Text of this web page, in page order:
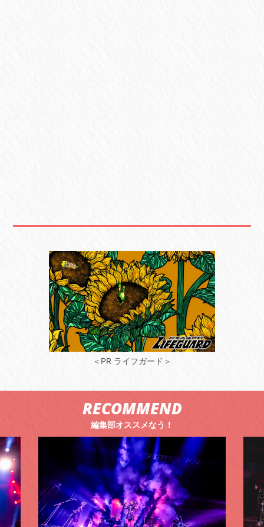
＜PR ライフガード＞
RECOMMEND
編集部オススメなう！